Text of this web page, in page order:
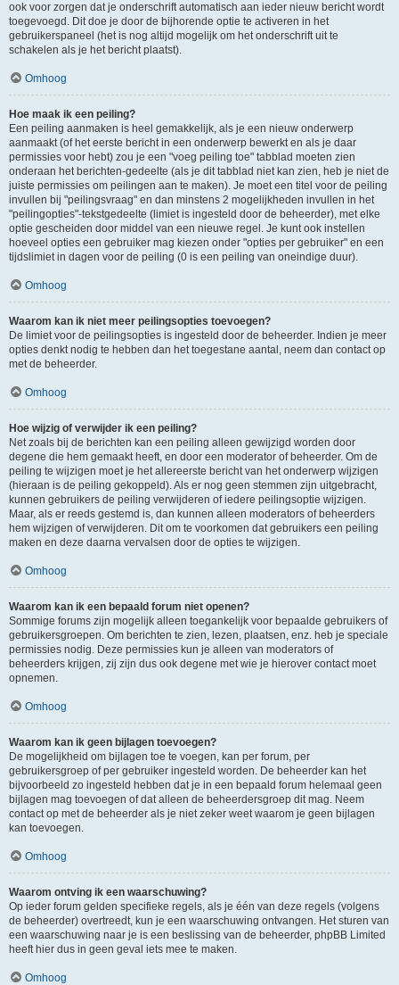
ook voor zorgen dat je onderschrift automatisch aan ieder nieuw bericht wordt
toegevoegd. Dit doe je door de bijhorende optie te activeren in het
gebruikerspaneel (het is nog altijd mogelijk om het onderschrift uit te
schakelen als je het bericht plaatst).
Omhoog
Hoe maak ik een peiling?
Een peiling aanmaken is heel gemakkelijk, als je een nieuw onderwerp
aanmaakt (of het eerste bericht in een onderwerp bewerkt en als je daar
permissies voor hebt) zou je een "voeg peiling toe" tabblad moeten zien
onderaan het berichten-gedeelte (als je dit tabblad niet kan zien, heb je niet de
juiste permissies om peilingen aan te maken). Je moet een titel voor de peiling
invullen bij "peilingsvraag" en dan minstens 2 mogelijkheden invullen in het
"peilingopties"-tekstgedeelte (limiet is ingesteld door de beheerder), met elke
optie gescheiden door middel van een nieuwe regel. Je kunt ook instellen
hoeveel opties een gebruiker mag kiezen onder "opties per gebruiker" en een
tijdslimiet in dagen voor de peiling (0 is een peiling van oneindige duur).
Omhoog
Waarom kan ik niet meer peilingsopties toevoegen?
De limiet voor de peilingsopties is ingesteld door de beheerder. Indien je meer
opties denkt nodig te hebben dan het toegestane aantal, neem dan contact op
met de beheerder.
Omhoog
Hoe wijzig of verwijder ik een peiling?
Net zoals bij de berichten kan een peiling alleen gewijzigd worden door
degene die hem gemaakt heeft, en door een moderator of beheerder. Om de
peiling te wijzigen moet je het allereerste bericht van het onderwerp wijzigen
(hieraan is de peiling gekoppeld). Als er nog geen stemmen zijn uitgebracht,
kunnen gebruikers de peiling verwijderen of iedere peilingsoptie wijzigen.
Maar, als er reeds gestemd is, dan kunnen alleen moderators of beheerders
hem wijzigen of verwijderen. Dit om te voorkomen dat gebruikers een peiling
maken en deze daarna vervalsen door de opties te wijzigen.
Omhoog
Waarom kan ik een bepaald forum niet openen?
Sommige forums zijn mogelijk alleen toegankelijk voor bepaalde gebruikers of
gebruikersgroepen. Om berichten te zien, lezen, plaatsen, enz. heb je speciale
permissies nodig. Deze permissies kun je alleen van moderators of
beheerders krijgen, zij zijn dus ook degene met wie je hierover contact moet
opnemen.
Omhoog
Waarom kan ik geen bijlagen toevoegen?
De mogelijkheid om bijlagen toe te voegen, kan per forum, per
gebruikersgroep of per gebruiker ingesteld worden. De beheerder kan het
bijvoorbeeld zo ingesteld hebben dat je in een bepaald forum helemaal geen
bijlagen mag toevoegen of dat alleen de beheerdersgroep dit mag. Neem
contact op met de beheerder als je niet zeker weet waarom je geen bijlagen
kan toevoegen.
Omhoog
Waarom ontving ik een waarschuwing?
Op ieder forum gelden specifieke regels, als je één van deze regels (volgens
de beheerder) overtreedt, kun je een waarschuwing ontvangen. Het sturen van
een waarschuwing naar je is een beslissing van de beheerder, phpBB Limited
heeft hier dus in geen geval iets mee te maken.
Omhoog